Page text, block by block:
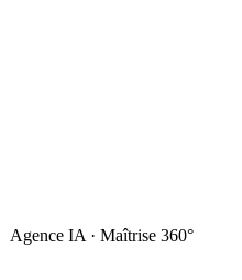
Agence IA · Maîtrise 360°